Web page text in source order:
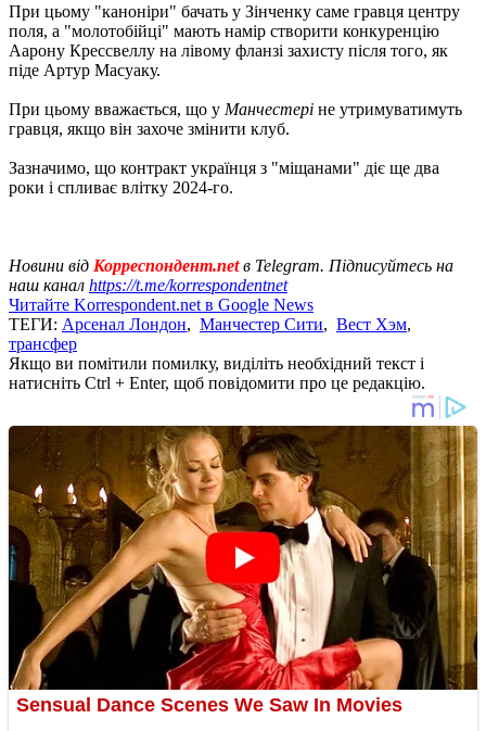
При цьому "каноніри" бачать у Зінченку саме гравця центру
поля, а "молотобійці" мають намір створити конкуренцію
Аарону Крессвеллу на лівому фланзі захисту після того, як
піде Артур Масуаку.
При цьому вважається, що у Манчестері не утримуватимуть
гравця, якщо він захоче змінити клуб.
Зазначимо, що контракт українця з "міщанами" діє ще два
роки і спливає влітку 2024-го.
Новини від Корреспондент.netв Telegram. Підписуйтесь на
наш канал https://t.me/korrespondentnet
Читайте Korrespondent.net в Google News
ТЕГИ: Арсенал Лондон, Манчестер Сити, Вест Хэм,
трансфер
Якщо ви помітили помилку, виділіть необхідний текст і
натисніть Ctrl + Enter, щоб повідомити про це редакцію.